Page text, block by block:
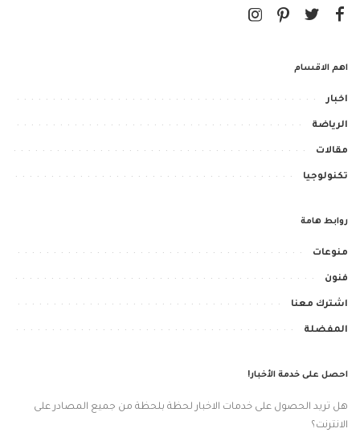
اهم الاقسام
اخبار
الرياضة
مقالات
تكنولوجيا
روابط هامة
منوعات
فنون
اشترك معنا
المفضلة
احصل على خدمة الأخبار!
هل تريد الحصول على خدمات الاخبار لحظة بلحظة من جميع المصادر على
الانترنت؟